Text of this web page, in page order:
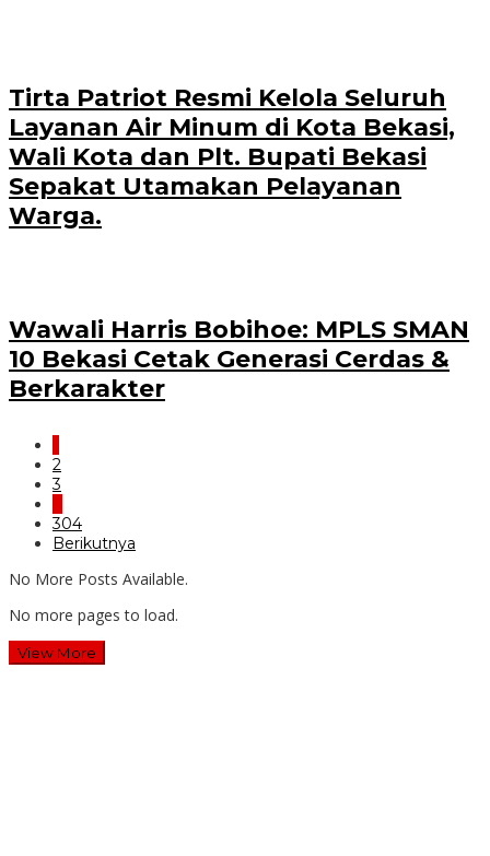
Tirta Patriot Resmi Kelola Seluruh
Layanan Air Minum di Kota Bekasi,
Wali Kota dan Plt. Bupati Bekasi
Sepakat Utamakan Pelayanan
Warga.
Wawali Harris Bobihoe: MPLS SMAN
10 Bekasi Cetak Generasi Cerdas &
Berkarakter
2
3
304
Berikutnya
No More Posts Available.
No more pages to load.
View More